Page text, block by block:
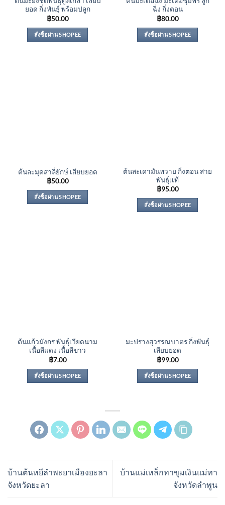
ยอด กิ่งพันธุ์ พร้อมปลูก
฿50.00
สั่งซื้อผ่าน SHOPEE
ฉิ่ง กิ่งตอน
฿80.00
สั่งซื้อผ่าน SHOPEE
ต้นละมุดสาลี่ยักษ์ เสียบยอด
฿50.00
สั่งซื้อผ่าน SHOPEE
ต้นสะเดามันทวาย กิ่งตอน สาย
พันธุ์เเท้
฿95.00
สั่งซื้อผ่าน SHOPEE
ต้นแก้วมังกร พันธุ์เวียดนาม
เนื้อสีแดง เนื้อสีขาว
฿7.00
สั่งซื้อผ่าน SHOPEE
มะปรางสุวรรณบาตร กิ่งพันธุ์
เสียบยอด
฿99.00
สั่งซื้อผ่าน SHOPEE
บ้านต้นหยีลำพะยาเมืองยะลา
จังหวัดยะลา
บ้านแม่เหล็กทาขุมเงินแม่ทา
จังหวัดลำพูน